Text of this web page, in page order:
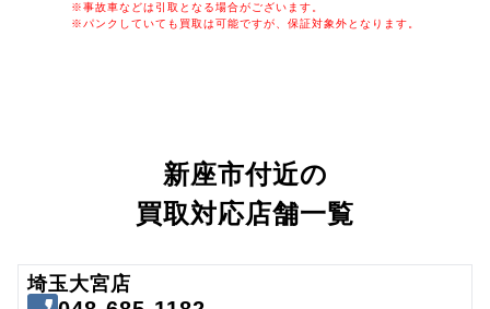
※事故車などは引取となる場合がございます。
※パンクしていても買取は可能ですが、保証対象外となります。
新座市付近の
買取対応店舗一覧
埼玉大宮店